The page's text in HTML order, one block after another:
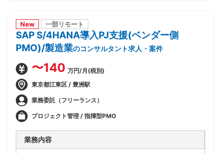
New 一部リモート
SAP S/4HANA導入PJ支援(ベンダー側
PMO)/製造業のコンサルタント求人・案件
〜140 万円/月(税別)
東京都江東区 / 豊洲駅
業務委託（フリーランス）
プロジェクト管理 / 指揮型PMO
業務内容